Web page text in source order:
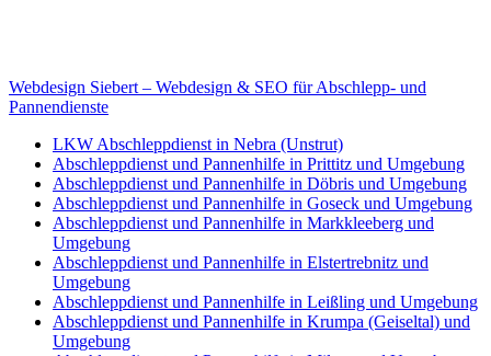
Webdesign Siebert – Webdesign & SEO für Abschlepp- und
Pannendienste
LKW Abschleppdienst in Nebra (Unstrut)
Abschleppdienst und Pannenhilfe in Prittitz und Umgebung
Abschleppdienst und Pannenhilfe in Döbris und Umgebung
Abschleppdienst und Pannenhilfe in Goseck und Umgebung
Abschleppdienst und Pannenhilfe in Markkleeberg und
Umgebung
Abschleppdienst und Pannenhilfe in Elstertrebnitz und
Umgebung
Abschleppdienst und Pannenhilfe in Leißling und Umgebung
Abschleppdienst und Pannenhilfe in Krumpa (Geiseltal) und
Umgebung